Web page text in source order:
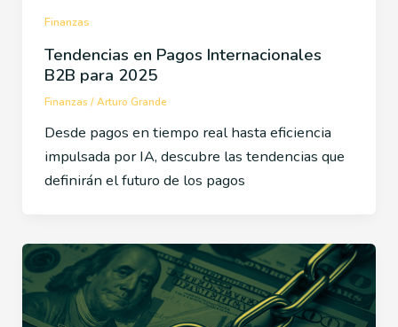
Finanzas
Tendencias en Pagos Internacionales
B2B para 2025
Finanzas /Arturo Grande
Desde pagos en tiempo real hasta eficiencia
impulsada por IA, descubre las tendencias que
definirán el futuro de los pagos